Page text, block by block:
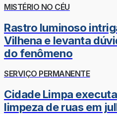
MISTÉRIO NO CÉU
Rastro luminoso
Vilhena e levanta
do fenômeno
SERVIÇO PERMANENTE
Cidade Limpa
limpeza de ruas em